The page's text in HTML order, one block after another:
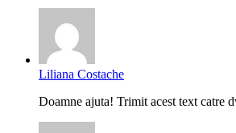
Liliana Costache
Doamne ajuta! Trimit acest text catre